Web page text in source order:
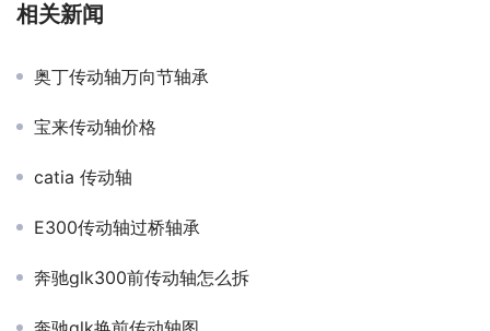
相关新闻
奥丁传动轴万向节轴承
宝来传动轴价格
catia 传动轴
E300传动轴过桥轴承
奔驰glk300前传动轴怎么拆